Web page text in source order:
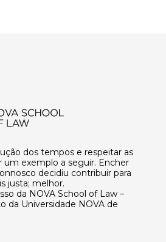
dos tempos e respeitar as
um exemplo a seguir. Encher
decidiu contribuir para
justa; melhor.
da NOVA School of Law –
da Universidade NOVA de